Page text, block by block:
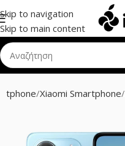
Skip to navigation
Skip to main content
Xiaomi Smartphone